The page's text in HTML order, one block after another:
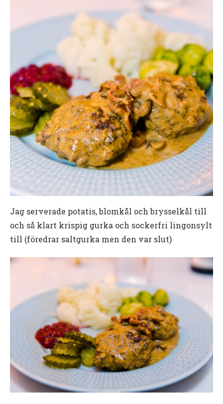
Jag serverade potatis, blomkål och brysselkål till
och så klart krispig gurka och sockerfri lingonsylt
till (föredrar saltgurka men den var slut)